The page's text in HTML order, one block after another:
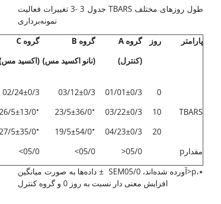
جدول 3 -3 تغییرات فعالیت TBARS طول روزهای مختلف
نمونه‌برداری
پارامتر
روز گروه A
(کنترل)
گروه B
(نانو‌ اکسید مس)
گروه C
(اکسید
0
01/01±0/3
03/12±0/3
02/24±0/3
TBARS
10
03/22±0/3 ٭36/0±23/5 ٭13/0±26/5
20
04/23±0/3 ٭54/0±19/5 ٭35/0±27/5
مقدارp
05/0<
05/0>
05/0>
داده‌ها به صورت میانگین ± SEMآورده شده‌اند، 05/0>p٭،
افزایش معنی دار نسبت به روز 0 و گروه کنترل